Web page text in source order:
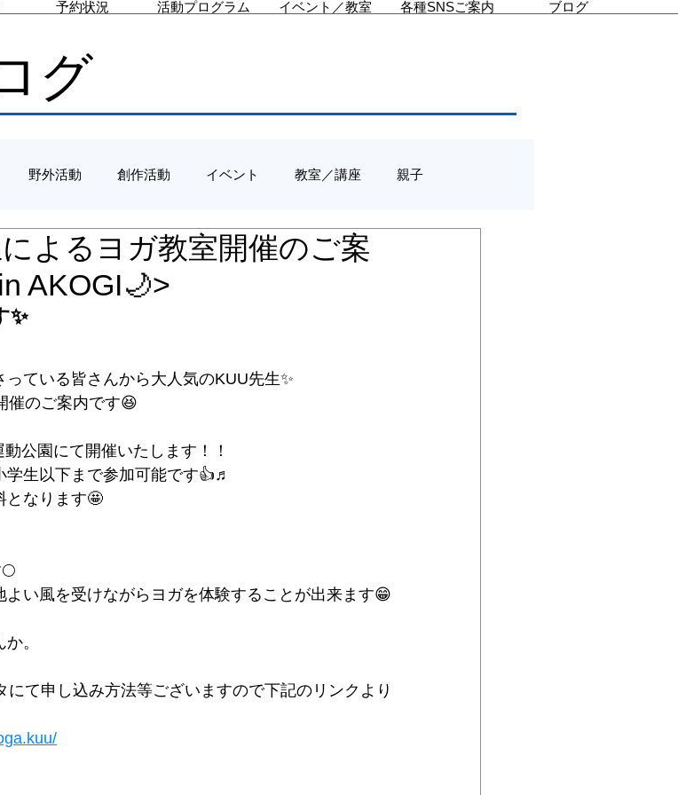
予約状況 活動プログラム イベント／教室 各種SNSご案内 ブログ
グ
野外活動 創作活動 イベント 教室／講座 親子
よるヨガ教室開催のご案
AKOGI🌙>
✨
ている皆さんから大人気のKUU先生✨
催のご案内です😆
公園にて開催いたします！！
学生以下まで参加可能です👍♬
となります🤩
い風を受けながらヨガを体験することが出来ます😁
。
て申し込み方法等ございますので下記のリンクより